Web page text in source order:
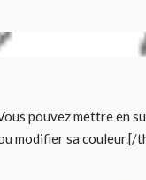
pouvez mettre en
modifier sa couleur.[/